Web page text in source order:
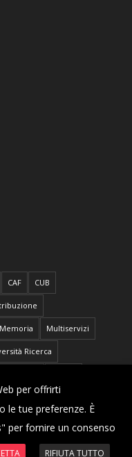
CAF CUB
Memoria Multiservizi
Ricerca
per offrirti
le tue preferenze. È
per fornire un consenso
RIFIUTA TUTTO